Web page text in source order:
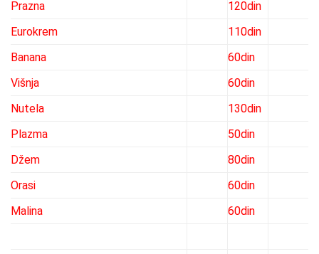
Prazna
120din
Eurokrem
110din
Banana
60din
Višnja
60din
Nutela
130din
Plazma
50din
Džem
80din
Orasi
60din
Malina
60din